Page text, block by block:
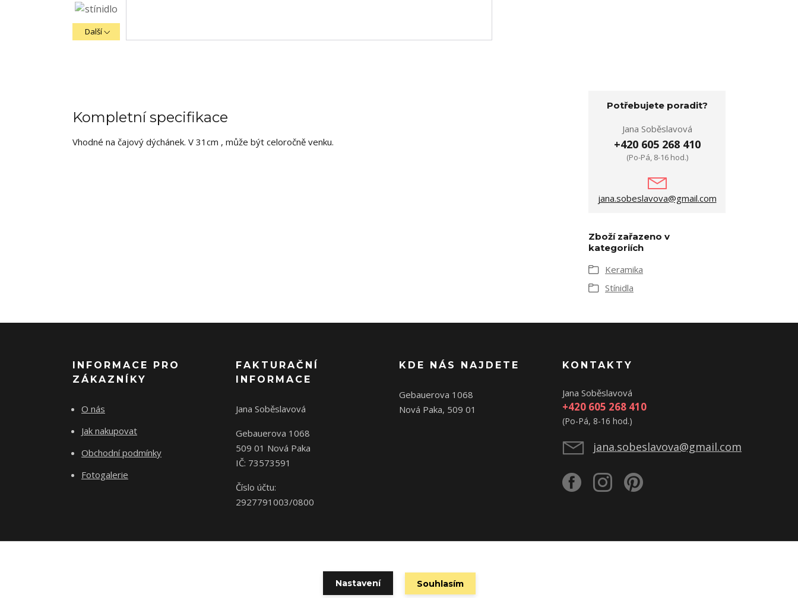
Další
Kompletní specifikace
Vhodné na čajový dýchánek. V 31cm , může být celoročně venku.
Potřebujete poradit?
Jana Soběslavová
+420 605 268 410
(Po-Pá, 8-16 hod.)
jana.sobeslavova@gmail.com
Zboží zařazeno v
kategoriích
Keramika
Stínidla
INFORMACE PRO
ZÁKAZNÍKY
O nás
Jak nakupovat
Obchodní podmínky
Fotogalerie
FAKTURAČNÍ
INFORMACE
Jana Soběslavová
Gebauerova 1068
509 01 Nová Paka
IČ: 73573591
Číslo účtu:
2927791003/0800
KDE NÁS NAJDETE
Gebauerova 1068
Nová Paka, 509 01
KONTAKTY
Jana Soběslavová
+420 605 268 410
(Po-Pá, 8-16 hod.)
jana.sobeslavova@gmail.com
Nastavení Souhlasím